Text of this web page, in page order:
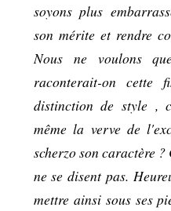
soyons plus
son mérite et rendre
Nous ne voulons
raconterait-on cette
distinction de style ,
même la verve de
scherzo son caractère ?
ne se disent pas.
mettre ainsi sous ses